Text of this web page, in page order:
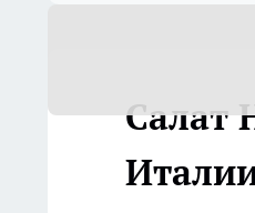
Салат